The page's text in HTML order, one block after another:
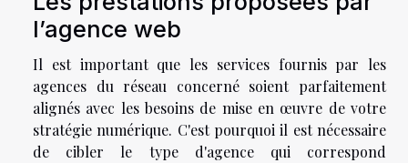
l’agence web
Il est important que les services fournis par les
agences du réseau concerné soient parfaitement
alignés avec les besoins de mise en œuvre de votre
stratégie numérique. C'est pourquoi il est nécessaire
de cibler le type d'agence qui correspond